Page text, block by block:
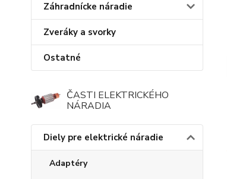
Záhradnícke náradie
Zveráky a svorky
Ostatné
ČASTI ELEKTRICKÉHO
NÁRADIA
Diely pre elektrické náradie
Adaptéry